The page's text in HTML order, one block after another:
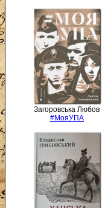
Загоровська Любов
#МояУПА